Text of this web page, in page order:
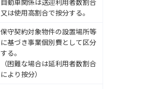
自動車関係は送迎利用者数割合
又は使用高割合で按分する。
保守契約対象物件の設置場所等
に基づき事業個別費として区分
する。
（困難な場合は延利用者数割合
により按分）